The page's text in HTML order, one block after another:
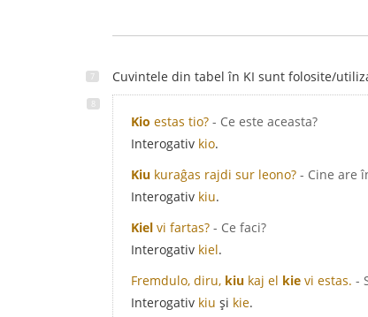
Cuvintele din tabel în KI sunt folosite/
Kio estas tio? - Ce este aceasta?
Interogativ kio.
Kiu kuraĝas rajdi sur leono? - Cine are
Interogativ kiu.
Kiel vi fartas? - Ce faci?
Interogativ kiel.
Fremdulo, diru, kiu kaj el kie vi estas. -
Interogativ kiu și kie.